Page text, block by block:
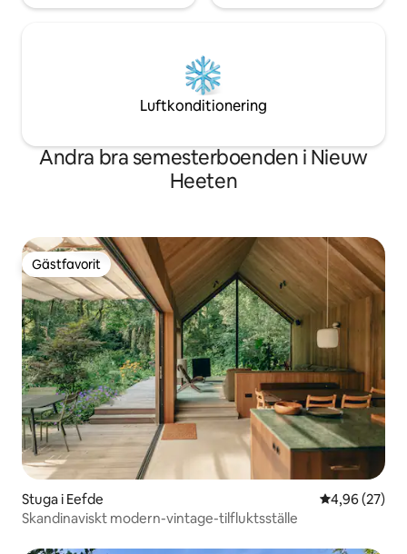
Luftkonditionering
Andra bra semesterboenden i Nieuw
Heeten
Gästfavorit
Gästfavorit
Stuga i Eefde 4,96 av 5 i
4,96 (27)
Skandinaviskt modern-vintage-tilfluktsställe